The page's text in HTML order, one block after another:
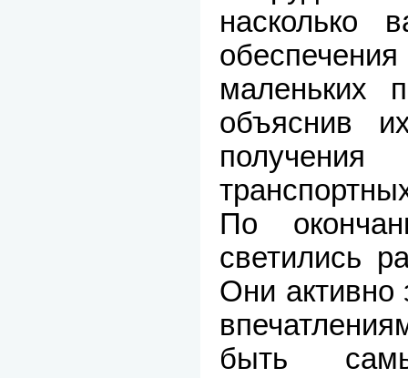
насколько
маленьких
объяснив
По
светились
Они активно
быть